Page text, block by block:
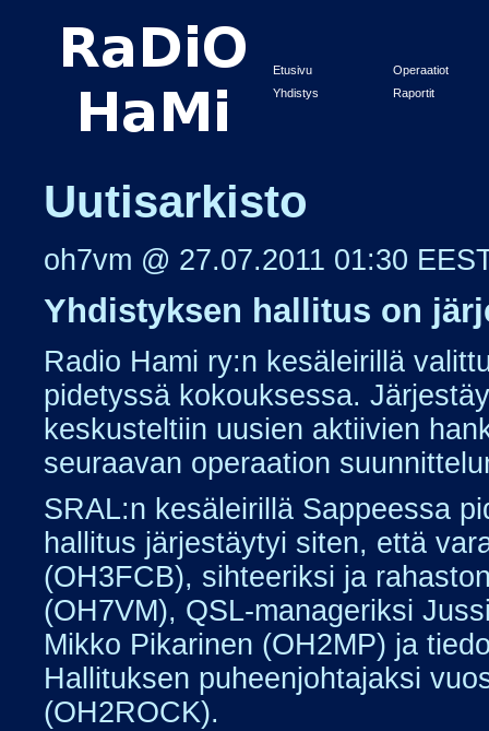
Etusivu
Yhdistys
Operaatiot
Raportit
Uutisarkisto
oh7vm @ 27.07.2011 01:30
Yhdistyksen hallitus on
Radio Hami ry:n kesäleirillä
pidetyssä kokouksessa.
keskusteltiin uusien aktiivien
seuraavan operaation
SRAL:n kesäleirillä Sappeessa
hallitus järjestäytyi siten, että
(OH3FCB), sihteeriksi ja
(OH7VM), QSL-manageriksi
Mikko Pikarinen (OH2MP) ja
Hallituksen puheenjohtajaksi
(OH2ROCK).